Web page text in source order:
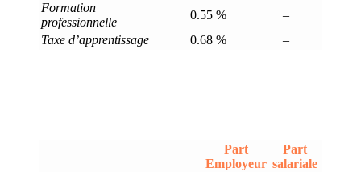
Formation
professionnelle
0.55 %
–
Taxe d’apprentissage
0.68 % –
Part
Employeur
Part
salariale